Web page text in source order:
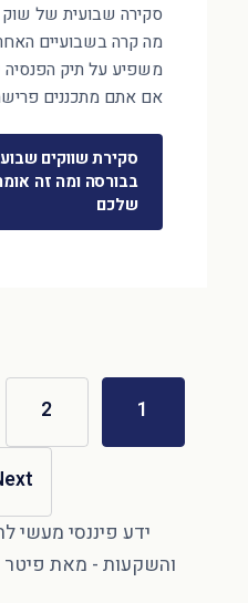
סקירה שבועית של שוק
מה קרה בשבועיים
משפיע על תיק
אם אתם מתכננים
סקירת שווקים
בבורסה ומה זה
שלכם
1
2